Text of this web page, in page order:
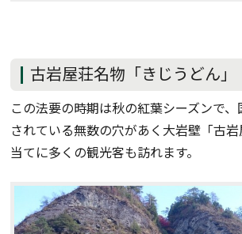
古岩屋荘名物「きじうどん」
この法要の時期は秋の紅葉シーズンで
されている無数の穴があく大岩壁「古
当てに多くの観光客も訪れます。